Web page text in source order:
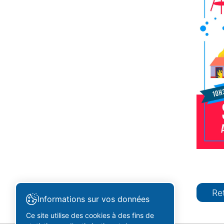
Informations sur vos données
Ce site utilise des cookies à des fins de